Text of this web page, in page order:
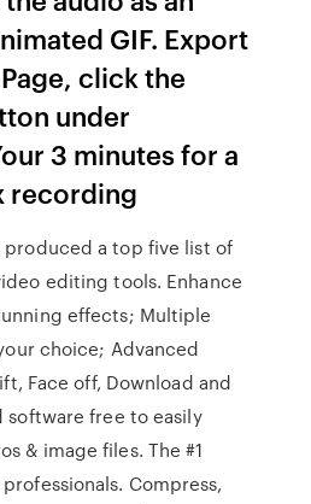
GIF. Export
click the
under
3 minutes for a
recording
produced a top five list of
editing tools. Enhance
effects; Multiple
choice; Advanced
Face off, Download and
free to easily
& image files. The #1
Compress,